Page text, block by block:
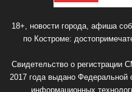
18+, новости города, афиша
по Костроме:
Свидетельство о
2017 года выдано Федеральной
информационных